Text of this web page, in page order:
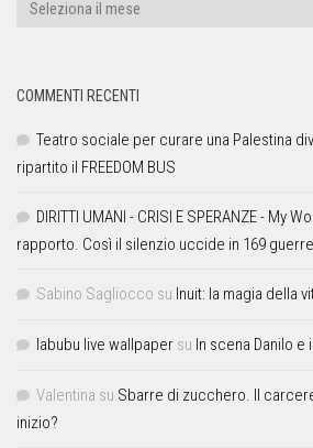
COMMENTI RECENTI
Teatro sociale per curare una Palestina
ripartito il FREEDOM BUS
DIRITTI UMANI - CRISI E SPERANZE - My
rapporto. Così il silenzio uccide in 169
Sabino Sagliocco su Inuit: la magia della
labubu live wallpaper su In scena Danilo e
Valentina su Sbarre di zucchero. Il
inizio?